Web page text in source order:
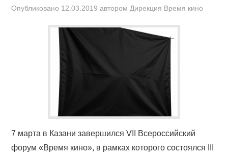
Опубликовано 12.03.2019 автором Дирекция Время кино
7 марта в Казани завершился VII Всероссийский
форум «Время кино», в рамках которого состоялся III